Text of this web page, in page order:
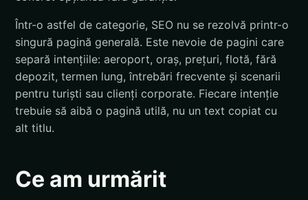
Într-o astfel de categorie, SEO nu se rezolvă printr-o
singură pagină generală. Este nevoie de pagini care
separă intențiile: aeroport, oraș, prețuri, flotă, fără
depozit, termen lung, întrebări frecvente și scenarii
pentru turiști sau clienți corporate. Fiecare intenție
trebuie să aibă o pagină utilă, nu un text copiat cu
alt titlu.
Ce am urmărit